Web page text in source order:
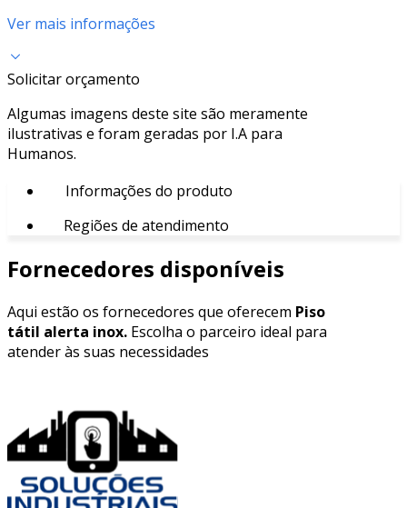
Ver mais informações
Solicitar orçamento
Algumas imagens deste site são meramente
ilustrativas e foram geradas por I.A para
Humanos.
Informações do produto
Regiões de atendimento
Fornecedores disponíveis
Aqui estão os fornecedores que oferecem Piso
tátil alerta inox. Escolha o parceiro ideal para
atender às suas necessidades